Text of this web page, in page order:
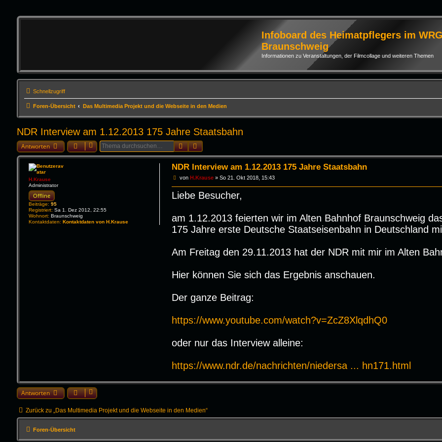
Infoboard des Heimatpflegers im WRG
Braunschweig
Informationen zu Veranstaltungen, der Filmcollage und weiteren Themen
Schnellzugriff
Foren-Übersicht Das Multimedia Projekt und die Webseite in den Medien
NDR Interview am 1.12.2013 175 Jahre Staatsbahn
Antworten SucheErweiterte Suche
H.Krause
Administrator
Offline
Beiträge: 95
Registriert: Sa 1. Dez 2012, 22:55
Wohnort: Braunschweig
Kontaktdaten: Kontaktdaten von H.Krause
NDR Interview am 1.12.2013 175 Jahre Staatsbahn
B
t
g
vonH.Krause »So 21. Okt 2018, 15:43
Liebe Besucher,
am 1.12.2013 feierten wir im Alten Bahnhof Braunschweig
175 Jahre erste Deutsche Staatseisenbahn in Deutschland
Am Freitag den 29.11.2013 hat der NDR mit mir im Alten
Hier können Sie sich das Ergebnis anschauen.
Der ganze Beitrag:
https://www.youtube.com/watch?v=ZcZ8XlqdhQ0
oder nur das Interview alleine:
https://www.ndr.de/nachrichten/niedersa ... hn171.html
Antworten
Zurück zu „Das Multimedia Projekt und die Webseite in den Medien“
Foren-Übersicht